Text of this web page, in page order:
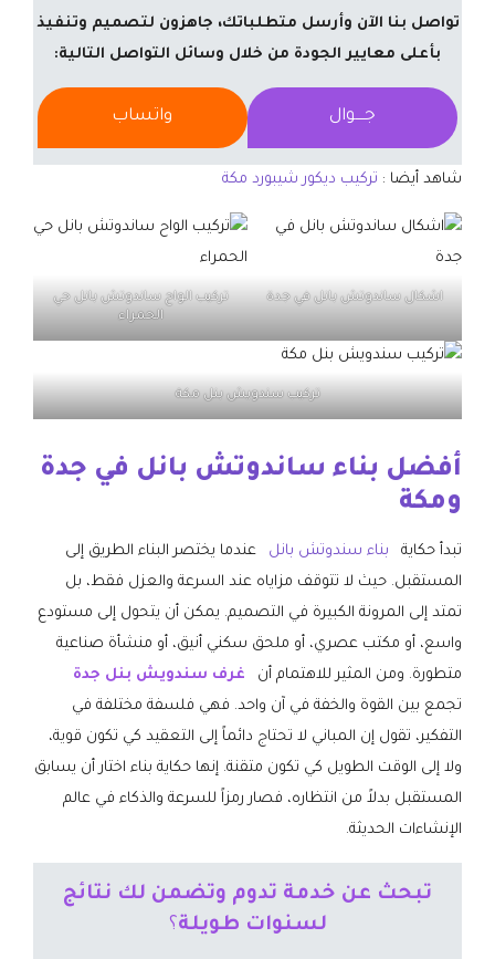
تواصل بنا الآن وأرسل متطلباتك، جاهزون لتصميم وتنفيذ
بأعلى معايير الجودة من خلال وسائل التواصل التالية:
جــــوال واتساب
شاهد أيضا : تركيب ديكور شيبورد مكة
اشكال ساندوتش بانل في جدة
تركيب الواح ساندوتش بانل حي
الحمراء
تركيب سندويش بنل مكة
أفضل بناء ساندوتش بانل في جدة
ومكة
تبدأ حكاية بناء سندوتش بانل
عندما يختصر البناء الطريق إلى
المستقبل. حيث لا تتوقف مزاياه عند السرعة والعزل فقط، بل
تمتد إلى المرونة الكبيرة في التصميم. يمكن أن يتحول إلى مستودع
واسع، أو مكتب عصري، أو ملحق سكني أنيق، أو منشأة صناعية
متطورة. ومن المثير للاهتمام أن
غرف سندويش بنل جدة
تجمع بين القوة والخفة في آن واحد. فهي فلسفة مختلفة في
التفكير، تقول إن المباني لا تحتاج دائماً إلى التعقيد كي تكون قوية،
ولا إلى الوقت الطويل كي تكون متقنة. إنها حكاية بناء اختار أن يسابق
المستقبل بدلاً من انتظاره، فصار رمزاً للسرعة والذكاء في عالم
الإنشاءات الحديثة.
تبحث عن خدمة تدوم وتضمن لك نتائج
لسنوات طويلة ؟